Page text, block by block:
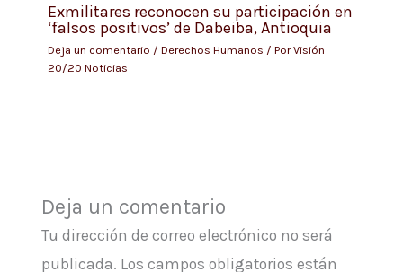
Exmilitares reconocen su participación en
‘falsos positivos’ de Dabeiba, Antioquia
Deja un comentario / Derechos Humanos / PorVisión
20/20 Noticias
Deja un comentario
Tu dirección de correo electrónico no será
publicada. Los campos obligatorios están